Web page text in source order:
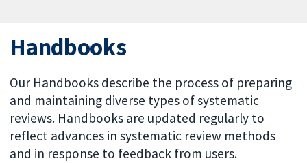
Handbooks
Our Handbooks describe the process of preparing
and maintaining diverse types of systematic
reviews. Handbooks are updated regularly to
reflect advances in systematic review methods
and in response to feedback from users.